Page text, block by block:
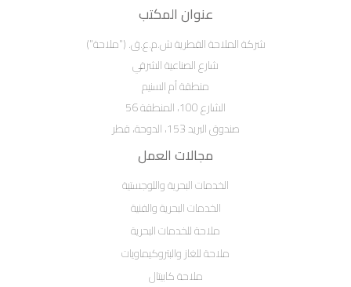
عنوان المكتب
شركة الملاحة القطرية ش.م.ع.ق. ("ملاحة")
شارع الصناعية الشرقي
منطقة أم السنيم
الشارع 100، المنطقة 56
صندوق البريد 153، الدوحة، قطر
مجالات العمل
الخدمات البحرية واللوجستية
الخدمات البحرية والفنية
ملاحة للخدمات البحرية
ملاحة للغاز والبتروكيماويات
ملاحة كابيتال